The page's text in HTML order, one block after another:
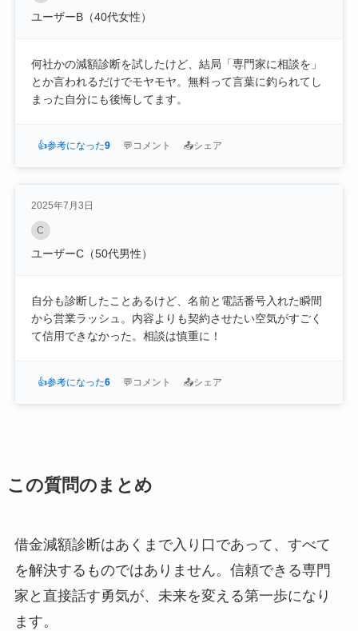
ユーザーB（40代女性）
何社かの減額診断を試したけど、結局「専門家に相談を」
とか言われるだけでモヤモヤ。無料って言葉に釣られてし
まった自分にも後悔してます。
👍参考になった9 💬 コメント 📤シェア
2025年7月3日
C
ユーザーC（50代男性）
自分も診断したことあるけど、名前と電話番号入れた瞬間
から営業ラッシュ。内容よりも契約させたい空気がすごく
て信用できなかった。相談は慎重に！
👍参考になった6 💬 コメント 📤シェア
この質問のまとめ
借金減額診断はあくまで入り口であって、すべて
を解決するものではありません。信頼できる専門
家と直接話す勇気が、未来を変える第一歩になり
ます。